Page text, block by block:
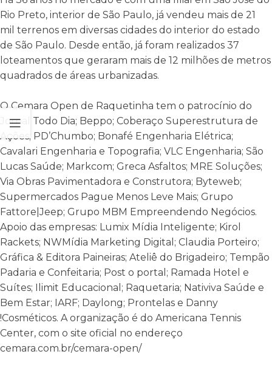
Rio Preto, interior de São Paulo, já vendeu mais de 21
mil terrenos em diversas cidades do interior do estado
de São Paulo. Desde então, já foram realizados 37
loteamentos que geraram mais de 12 milhões de metros
quadrados de áreas urbanizadas.
O Cemara Open de Raquetinha tem o patrocínio do
Jornal Todo Dia; Beppo; Coberaço Superestrutura de
Ações; PD’Chumbo; Bonafé Engenharia Elétrica;
Cavalari Engenharia e Topografia; VLC Engenharia; São
Lucas Saúde; Markcom; Greca Asfaltos; MRE Soluções;
Via Obras Pavimentadora e Construtora; Byteweb;
Supermercados Pague Menos Leve Mais; Grupo
Fattore|Jeep; Grupo MBM Empreendendo Negócios.
Apoio das empresas: Lumix Mídia Inteligente; Kirol
Rackets; NWMídia Marketing Digital; Claudia Porteiro;
Gráfica & Editora Paineiras; Ateliê do Brigadeiro; Tempão
Padaria e Confeitaria; Post o portal; Ramada Hotel e
Suítes; Ilimit Educacional; Raquetaria; Nativiva Saúde e
Bem Estar; IARF; Daylong; Prontelas e Danny
!Cosméticos. A organização é do Americana Tennis
Center, com o site oficial no endereço
cemara.com.br/cemara-open/